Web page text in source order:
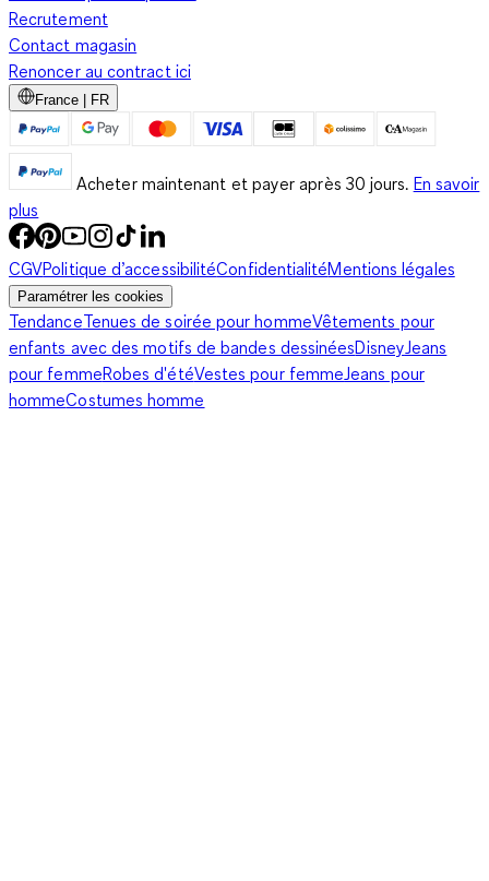
Recrutement
Contact magasin
Renoncer au contract ici
France | FR
Acheter maintenant et payer après 30 jours. En savoir
plus
CGVPolitique d’accessibilitéConfidentialitéMentions légales
Paramétrer les cookies
TendanceTenues de soirée pour hommeVêtements pour
enfants avec des motifs de bandes dessinéesDisney Jeans
pour femmeRobes d'étéVestes pour femme Jeans pour
hommeCostumes homme